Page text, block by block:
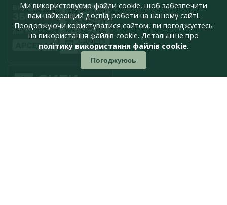
Ми використовуємо файли cookie, щоб забезпечити
вам найкращий досвід роботи на нашому сайті.
Продовжуючи користуватися сайтом, ви погоджуєтесь
на використання файлів cookie. Детальніше про
політику використання файлів cookie.
Погоджуюсь